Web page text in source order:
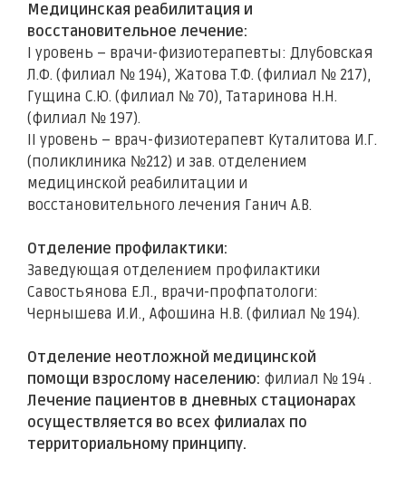
Медицинская реабилитация и
восстановительное лечение:
I уровень – врачи-физиотерапевты: Длубовская
Л.Ф. (филиал № 194), Жатова Т.Ф. (филиал № 217),
Гущина С.Ю. (филиал № 70), Татаринова Н.Н.
(филиал № 197).
II уровень – врач-физиотерапевт Куталитова И.Г.
(поликлиника №212) и зав. отделением
медицинской реабилитации и
восстановительного лечения Ганич А.В.
Отделение профилактики:
Заведующая отделением профилактики
Савостьянова Е.Л., врачи-профпатологи:
Чернышева И.И., Афошина Н.В. (филиал № 194).
Отделение неотложной медицинской
помощи взрослому населению: филиал № 194 .
Лечение пациентов в дневных стационарах
осуществляется во всех филиалах по
территориальному принципу.